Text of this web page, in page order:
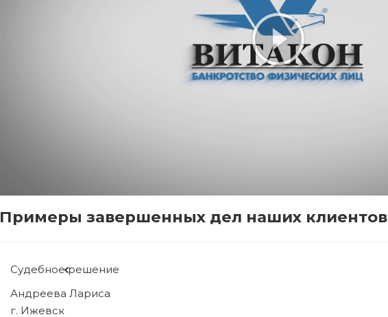
Примеры завершенных дел наших клиентов
Судебное решение
Рябова Людмила
г. Ижевск